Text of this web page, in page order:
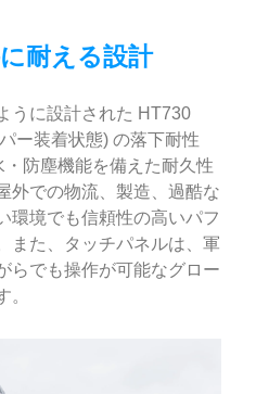
耐える設計
うに設計された HT730
ー装着状態) の落下耐性
防塵機能を備えた耐久性
外での物流、製造、過酷な
環境でも信頼性の高いパフ
また、タッチパネルは、軍
らでも操作が可能なグロー
。